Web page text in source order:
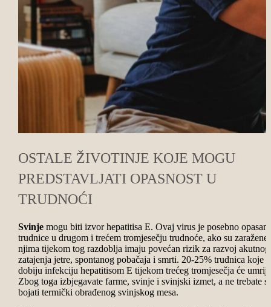
OSTALE ŽIVOTINJE KOJE MOGU
PREDSTAVLJATI OPASNOST U
TRUDNOĆI
Svinjemogu biti izvor hepatitisa E. Ovaj virus je posebno opasan
trudnice u drugom i trećem tromjesečju trudnoće, ako su zaražene
njima tijekom tog razdoblja imaju povećan rizik za razvoj akutnog
zatajenja jetre, spontanog pobačaja i smrti. 20-25% trudnica koje
dobiju infekciju hepatitisom E tijekom trećeg tromjesečja će
Zbog toga izbjegavate farme, svinje i svinjski izmet, a ne trebate
bojati termički obrađenog svinjskog mesa.